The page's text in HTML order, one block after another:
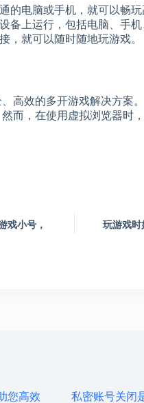
的电脑或手机，就可以畅玩
备上运行，包括电脑、手机
，就可以随时随地玩游戏。
高效的多开游戏解决方案
而，在使用虚拟浏览器时
戏小号，
玩游戏时
您高效
私密账号关闭